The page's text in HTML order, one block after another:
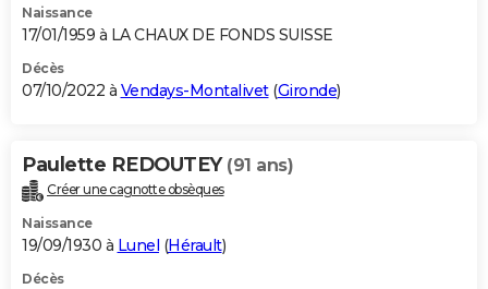
Naissance
17/01/1959 à LA CHAUX DE FONDS SUISSE
Décès
07/10/2022 à Vendays-Montalivet(Gironde)
Paulette REDOUTEY (91 ans)
Créer une cagnotte obsèques
Naissance
19/09/1930 à Lunel (Hérault)
Décès